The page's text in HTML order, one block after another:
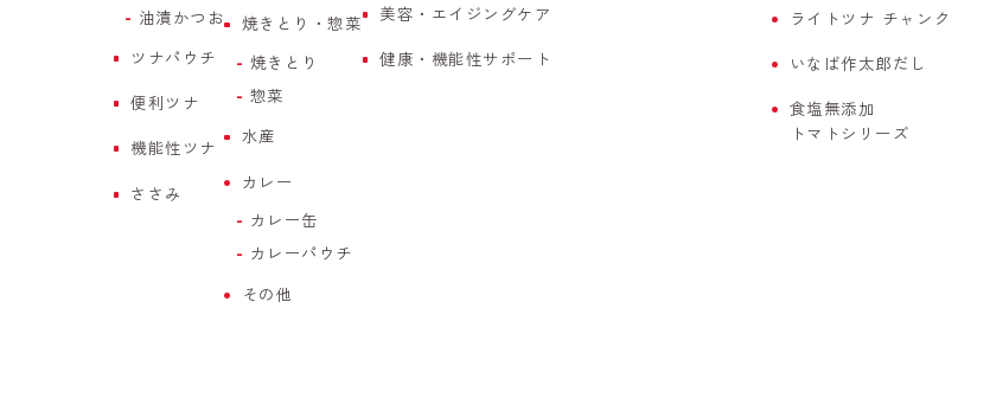
油漬かつお
ツナパウチ
便利ツナ
機能性ツナ
ささみ
焼きとり・惣菜
焼きとり
惣菜
水産
カレー
カレー缶
カレーパウチ
その他
美容・エイジングケア
健康・機能性サポート
ライトツナ チャンク
いなば作太郎だし
食塩無添加
トマトシリーズ